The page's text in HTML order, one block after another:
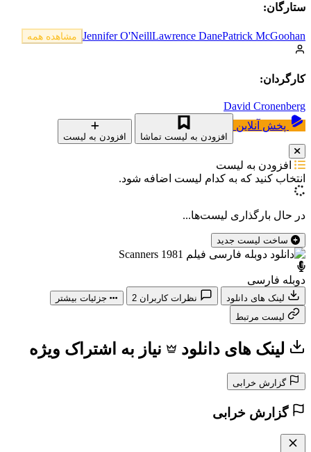
ستارگان:
Jennifer O'NeillLawrence DanePatrick McGoohan مشاهده همه
کارگردان:
David Cronenberg
پخش آنلاین
افزودن به لیست تماشا افزودن به لیست
افزودن به لیست
انتخاب کنید که به کدام لیست اضافه شود.
در حال بارگذاری لیست‌ها...
دوبله فارسی
2
جزئیات بیشتر
لینک های دانلود نیاز به اشتراک ویژه
گزارش خرابی
گزارش خرابی